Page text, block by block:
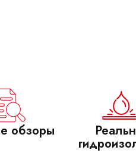
обзоры